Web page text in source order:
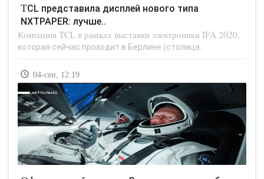
TCL представила дисплей нового типа
NXTPAPER: лучше..
Компания TCL в рамках выставки электроники IFA 2020,
которая сейчас проходит в Берлине (столица..
04-сен, 12:19